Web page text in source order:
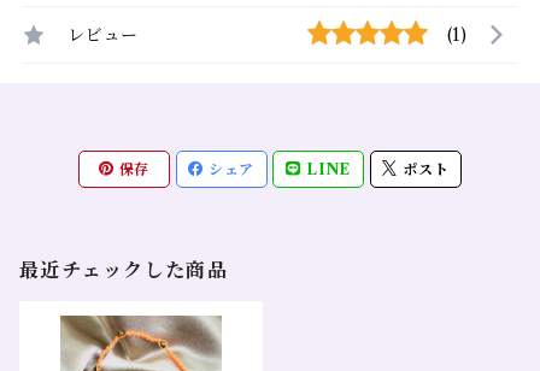
レビュー (1)
保存 シェア LINE ポスト
最近チェックした商品